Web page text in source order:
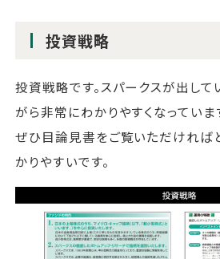
投資戦略
投資戦略です。スパークスが出して
がら非常にわかりやすくなっていま
ぜひ目論見書をご覧いただければ
かりやすいです。